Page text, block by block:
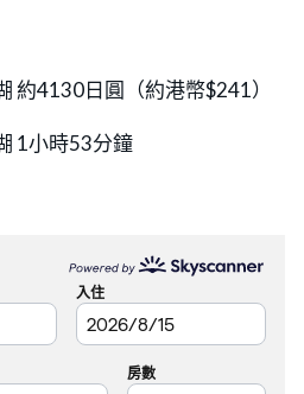
約4130日圓（約港幣$241）
1小時53分鐘